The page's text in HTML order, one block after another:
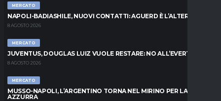
MERCATO
NAPOLI-BADIASHILE, NUOVI CONTATTI: AGUERD È L’ALTERNATIVA
8 AGOSTO 2026
MERCATO
JUVENTUS, DOUGLAS LUIZ VUOLE RESTARE: NO ALL’EVERTON
8 AGOSTO 2026
MERCATO
MUSSO-NAPOLI, L’ARGENTINO TORNA NEL MIRINO PER LA PORTA
AZZURRA